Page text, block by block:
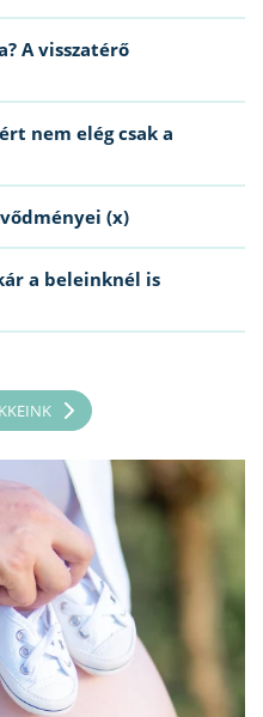
A visszatérő
nem elég csak a
(x)
a beleinknél is